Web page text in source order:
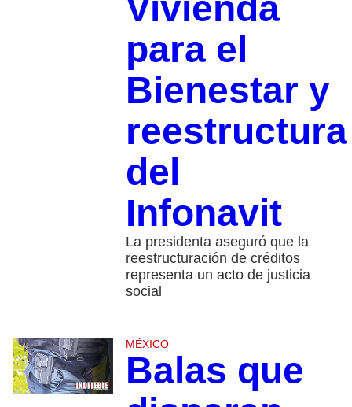
Vivienda
para el
Bienestar y
reestructura
del
Infonavit
La presidenta aseguró que la
reestructuración de créditos
representa un acto de justicia
social
MÉXICO
Balas que